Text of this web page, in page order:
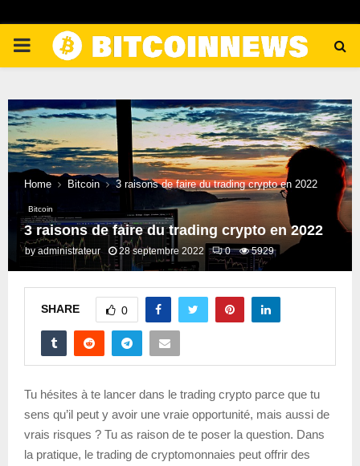
PRIMARY
Home Bitcoin 3 raisons de faire du trading crypto en 2022
Bitcoin
3 raisons de faire du trading crypto en 2022
byadministrateur 28 septembre 2022 0 5929
SHARE 0
Tu hésites à te lancer dans le trading crypto parce que tu
sens qu’il peut y avoir une vraie opportunité, mais aussi de
vrais risques ? Tu as raison de te poser la question. Dans
la pratique, le trading de cryptomonnaies peut offrir des